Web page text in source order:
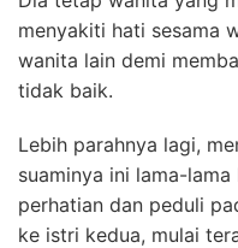
menyakiti hati sesama
wanita lain demi
tidak baik.
Lebih parahnya lagi,
suaminya ini lama-
perhatian dan peduli
ke istri kedua, mulai